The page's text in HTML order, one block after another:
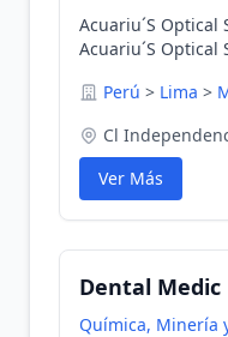
Acuariu´S Optical
Acuariu´S Optical
Perú > Lima >
Cl
Ver Más
Dental Medic
Química, Minería